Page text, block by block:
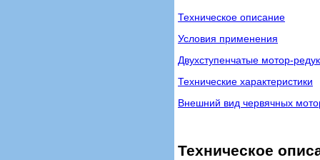
Техническое описание
Условия применения
Двухступенчатые мотор-
Технические характеристики
Внешний вид червячных
Техническое